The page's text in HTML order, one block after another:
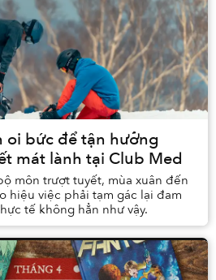
oi bức để tận hưởng
mát lành tại Club Med
môn trượt tuyết, mùa xuân đến
hiệu việc phải tạm gác lại đam
tế không hẳn như vậy.